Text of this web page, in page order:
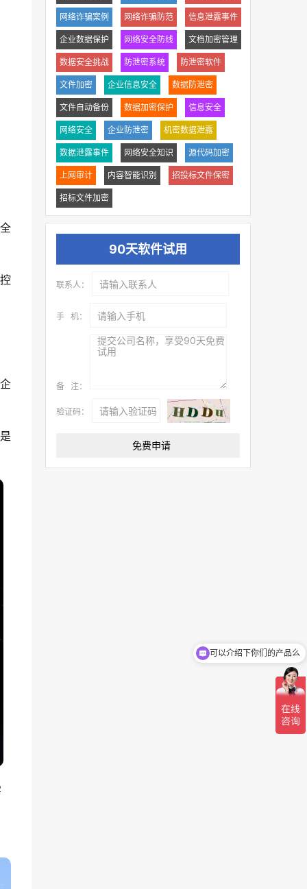
网络诈骗案例 网络诈骗防范 信息泄露事件
企业数据保护 网络安全防线 文档加密管理
数据安全挑战 防泄密系统 防泄密软件
文件加密 企业信息安全 数据防泄密
文件自动备份 数据加密保护 信息安全
网络安全 企业防泄密 机密数据泄露
数据泄露事件 网络安全知识 源代码加密
上网审计 内容智能识别 招投标文件保密
招标文件加密
90天软件试用
联系人：
手 机：
备 注：
验证码：
你们是怎么收费的呢